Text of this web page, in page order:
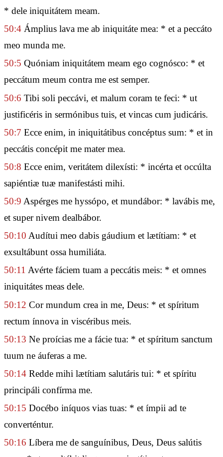
* dele iniquitátem meam.
50:4 Ámplius lava me ab iniquitáte mea: * et a peccáto
meo munda me.
50:5 Quóniam iniquitátem meam ego cognósco: * et
peccátum meum contra me est semper.
50:6 Tibi soli peccávi, et malum coram te feci: * ut
justificéris in sermónibus tuis, et vincas cum judicáris.
50:7 Ecce enim, in iniquitátibus concéptus sum: * et in
peccátis concépit me mater mea.
50:8 Ecce enim, veritátem dilexísti: * incérta et occúlta
sapiéntiæ tuæ manifestásti mihi.
50:9 Aspérges me hyssópo, et mundábor: * lavábis me,
et super nivem dealbábor.
50:10 Audítui meo dabis gáudium et lætítiam: * et
exsultábunt ossa humiliáta.
50:11 Avérte fáciem tuam a peccátis meis: * et omnes
iniquitátes meas dele.
50:12 Cor mundum crea in me, Deus: * et spíritum
rectum ínnova in viscéribus meis.
50:13 Ne proícias me a fácie tua: * et spíritum sanctum
tuum ne áuferas a me.
50:14 Redde mihi lætítiam salutáris tui: * et spíritu
principáli confírma me.
50:15 Docébo iníquos vias tuas: * et ímpii ad te
converténtur.
50:16 Líbera me de sanguínibus, Deus, Deus salútis